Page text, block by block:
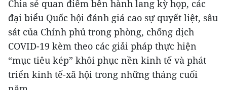
Chia sẻ quan điểm bên hành lang kỳ họp, các
đại biểu Quốc hội đánh giá cao sự quyết liệt, sâu
sát của Chính phủ trong phòng, chống dịch
COVID-19 kèm theo các giải pháp thực hiện
“mục tiêu kép” khôi phục nền kinh tế và phát
triển kinh tế-xã hội trong những tháng cuối